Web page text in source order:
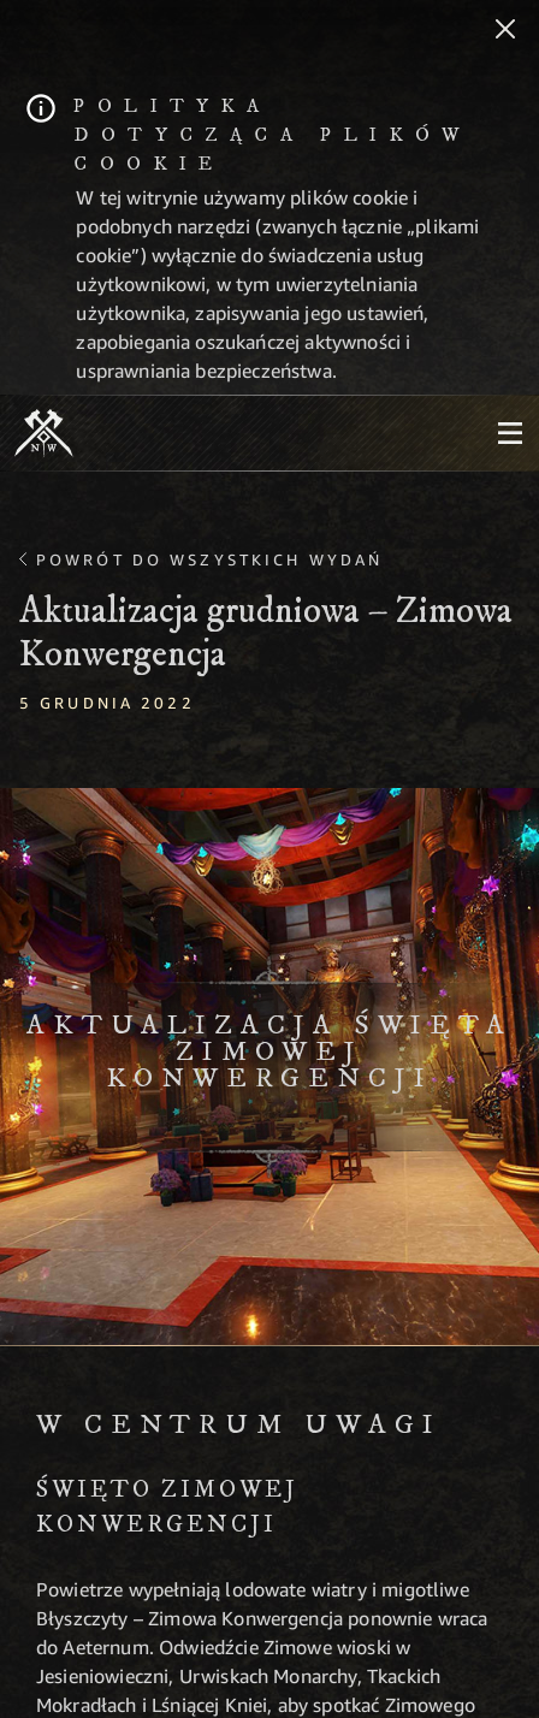
POLITYKA
DOTYCZĄCA PLIKÓW
COOKIE
W tej witrynie używamy plików cookie i
podobnych narzędzi (zwanych łącznie „plikami
cookie”) wyłącznie do świadczenia usług
użytkownikowi, w tym uwierzytelniania
użytkownika, zapisywania jego ustawień,
zapobiegania oszukańczej aktywności i
usprawniania bezpieczeństwa.
POWRÓT DO WSZYSTKICH WYDAŃ
Aktualizacja grudniowa – Zimowa
Konwergencja
5 GRUDNIA 2022
AKTUALIZACJA ŚWIĘTA
ZIMOWEJ
KONWERGENCJI
W CENTRUM UWAGI
ŚWIĘTO ZIMOWEJ
KONWERGENCJI
Powietrze wypełniają lodowate wiatry i migotliwe
Błyszczyty – Zimowa Konwergencja ponownie wraca
do Aeternum. Odwiedźcie Zimowe wioski w
Jesieniowieczni, Urwiskach Monarchy, Tkackich
Mokradłach i Lśniącej Kniei, aby spotkać Zimowego